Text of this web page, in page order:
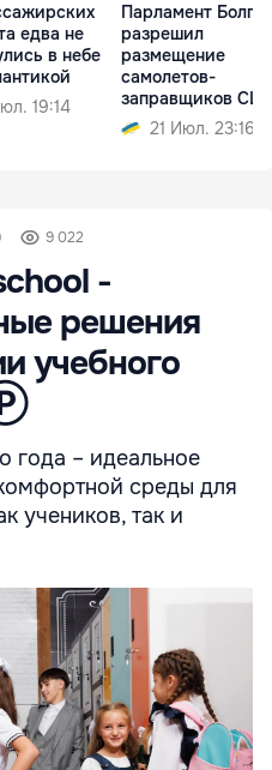
едва не
в небе
19:14
Парламент
разрешил
размещение
самолетов-
заправщиков
21 Июл. 23:16
9 022
-
решения
учебного
года – идеальное
среды для
учеников, так и